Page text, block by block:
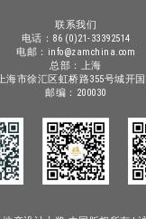
联系我们
电话：86 (0)21-33392514
电邮：info@zamchina.com
总部：上海
海市徐汇区虹桥路355号城开
邮编：200030